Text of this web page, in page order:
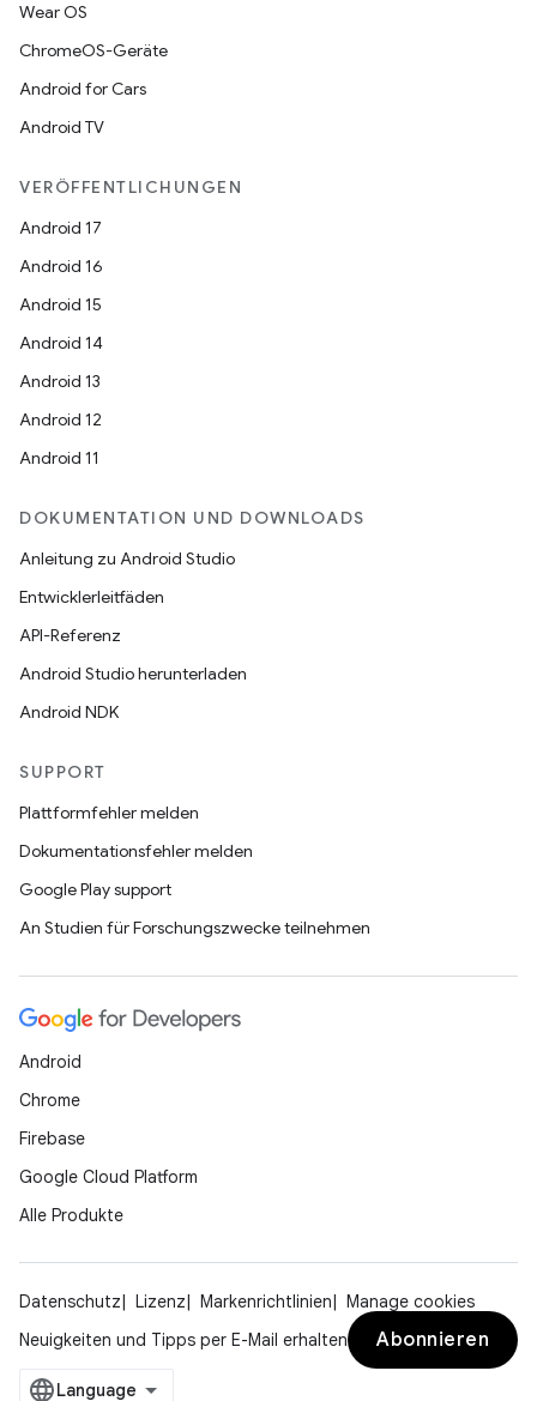
Wear OS
ChromeOS-Geräte
Android for Cars
Android TV
VERÖFFENTLICHUNGEN
Android 17
Android 16
Android 15
Android 14
Android 13
Android 12
Android 11
DOKUMENTATION UND DOWNLOADS
Anleitung zu Android Studio
Entwicklerleitfäden
API-Referenz
Android Studio herunterladen
Android NDK
SUPPORT
Plattformfehler melden
Dokumentationsfehler melden
Google Play support
An Studien für Forschungszwecke teilnehmen
Android
Chrome
Firebase
Google Cloud Platform
Alle Produkte
Datenschutz Lizenz Markenrichtlinien
Manage cookies
Neuigkeiten und Tipps per E-Mail erhalten
Abonnieren